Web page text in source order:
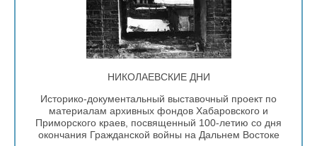
НИКОЛАЕВСКИЕ ДНИ
Историко-документальный выставочный проект по
материалам архивных фондов Хабаровского и
Приморского краев, посвященный 100-летию со дня
окончания Гражданской войны на Дальнем Востоке